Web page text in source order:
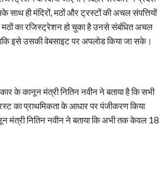
साथ ही मंदिरों, मठों और ट्रस्टों की अचल संपत्तियों
मठों का रजिस्ट्रेशन हो चुका है उनसे संबंधित अचल
ताकि इसे उसकी वेबसाइट पर अपलोड किया जा सके।
के कानून मंत्री नितिन नवीन ने बताया है कि सभी
का प्राथमिकता के आधार पर पंजीकरण किया
मंत्री नितिन नवीन ने बताया कि अभी तक केवल 18